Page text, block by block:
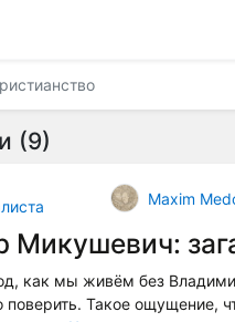
(9)
Maxim
Микушевич:
как мы живём без
поверить. Такое ощущение,